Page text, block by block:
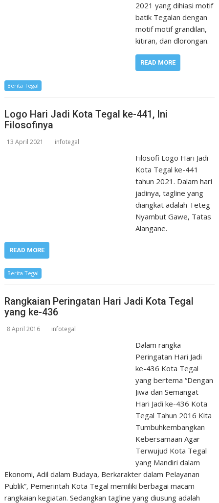
2021 yang dihiasi motif
batik Tegalan dengan
motif motif grandilan,
kitiran, dan dlorongan.
READ MORE
Berita Tegal
Logo Hari Jadi Kota Tegal ke-441, Ini
Filosofinya
13 April 2021 infotegal
Filosofi Logo Hari Jadi
Kota Tegal ke-441
tahun 2021. Dalam hari
jadinya, tagline yang
diangkat adalah Teteg
Nyambut Gawe, Tatas
Alangane.
READ MORE
Berita Tegal
Rangkaian Peringatan Hari Jadi Kota Tegal
yang ke-436
8 April 2016 infotegal
Dalam rangka
Peringatan Hari Jadi
ke-436 Kota Tegal
yang bertema “Dengan
Jiwa dan Semangat
Hari Jadi ke-436 Kota
Tegal Tahun 2016 Kita
Tumbuhkembangkan
Kebersamaan Agar
Terwujud Kota Tegal
yang Mandiri dalam
Ekonomi, Adil dalam Budaya, Berkarakter dalam Pelayanan
Publik”, Pemerintah Kota Tegal memiliki berbagai macam
rangkaian kegiatan. Sedangkan tagline yang diusung adalah